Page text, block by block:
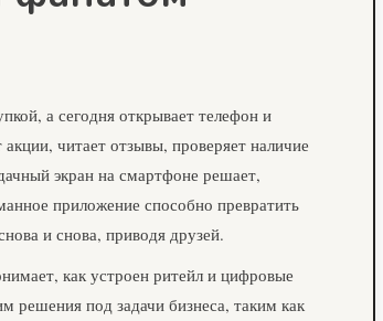
а сегодня открывает телефон и
читает отзывы, проверяет наличие
экран на смартфоне решает,
приложение способно превратить
и снова, приводя друзей.
как устроен ритейл и цифровые
под задачи бизнеса, таким как